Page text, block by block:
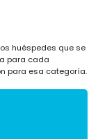
huéspedes que se
para cada
para esa categoría.